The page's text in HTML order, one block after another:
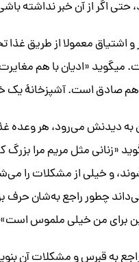
اگر از آن خبر نداشته
اشتیاق معمولا از طریق
«ادیان با هم مغایرت
هم صادق است. آشپزخانهٔ یک
به دیدنش می‌رود، هر وعده
«زنانی مثل مریم مرا
و خیلی از مشکلات را
چطور راجع به‌شان حرف
این برای من خیلی ملموس
به قبرس و مشکلات آن